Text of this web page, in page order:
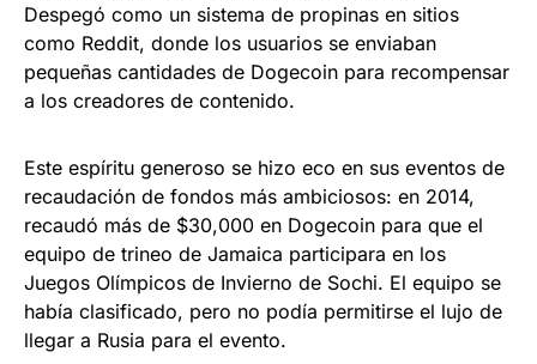
Despegó como un sistema de propinas en sitios
como Reddit, donde los usuarios se enviaban
pequeñas cantidades de Dogecoin para recompensar
a los creadores de contenido.
Este espíritu generoso se hizo eco en sus eventos de
recaudación de fondos más ambiciosos: en 2014,
recaudó más de $30,000 en Dogecoin para que el
equipo de trineo de Jamaica participara en los
Juegos Olímpicos de Invierno de Sochi. El equipo se
había clasificado, pero no podía permitirse el lujo de
llegar a Rusia para el evento.